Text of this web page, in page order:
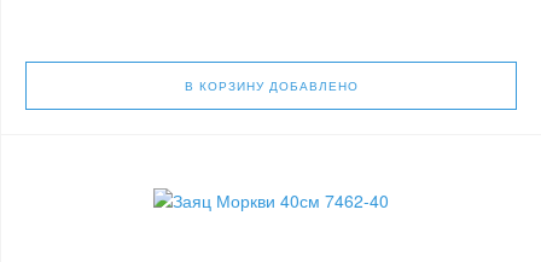
В КОРЗИНУ ДОБАВЛЕНО